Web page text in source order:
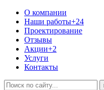
О компании
Наши работы+24
Проектирование
Отзывы
Акции+2
Услуги
Контакты